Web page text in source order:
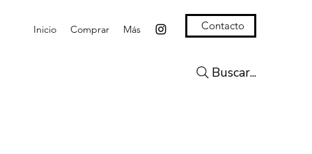
Inicio Comprar Más Contacto
Buscar...